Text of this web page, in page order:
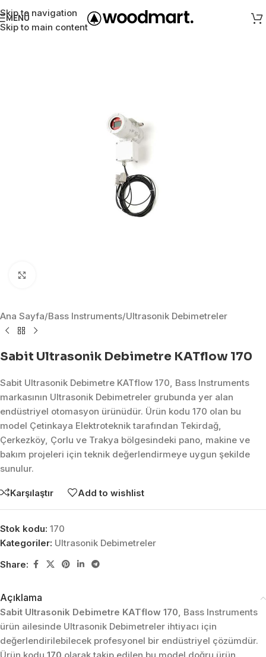
Skip to navigation
Skip to main content
MENÜ
Ana Sayfa/Bass Instruments/Ultrasonik Debimetreler
Sabit Ultrasonik Debimetre KATflow 170
Sabit Ultrasonik Debimetre KATflow 170, Bass Instruments
markasının Ultrasonik Debimetreler grubunda yer alan
endüstriyel otomasyon ürünüdür. Ürün kodu 170 olan bu
model Çetinkaya Elektroteknik tarafından Tekirdağ,
Çerkezköy, Çorlu ve Trakya bölgesindeki pano, makine ve
bakım projeleri için teknik değerlendirmeye uygun şekilde
sunulur.
Karşılaştır Add to wishlist
Stok kodu: 170
Kategoriler: Ultrasonik Debimetreler
Share:
Açıklama
Sabit Ultrasonik Debimetre KATflow 170, Bass Instruments
ürün ailesinde Ultrasonik Debimetreler ihtiyacı için
değerlendirilebilecek profesyonel bir endüstriyel çözümdür.